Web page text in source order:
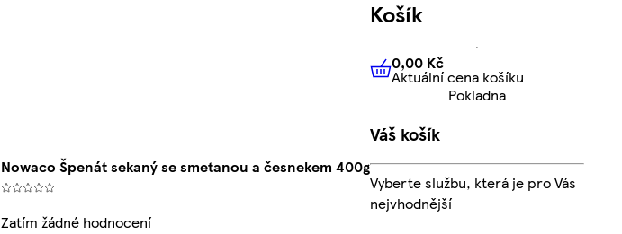
Nowaco Špenát sekaný se smetanou a česnekem 400g
Zatím žádné hodnocení
Košík
0,00 KčAktuální cena košíku
0,00 Kč
Aktuální cena košíku
Pokladna
Váš košík
Vyberte službu, která je pro Vás
nejvhodnější